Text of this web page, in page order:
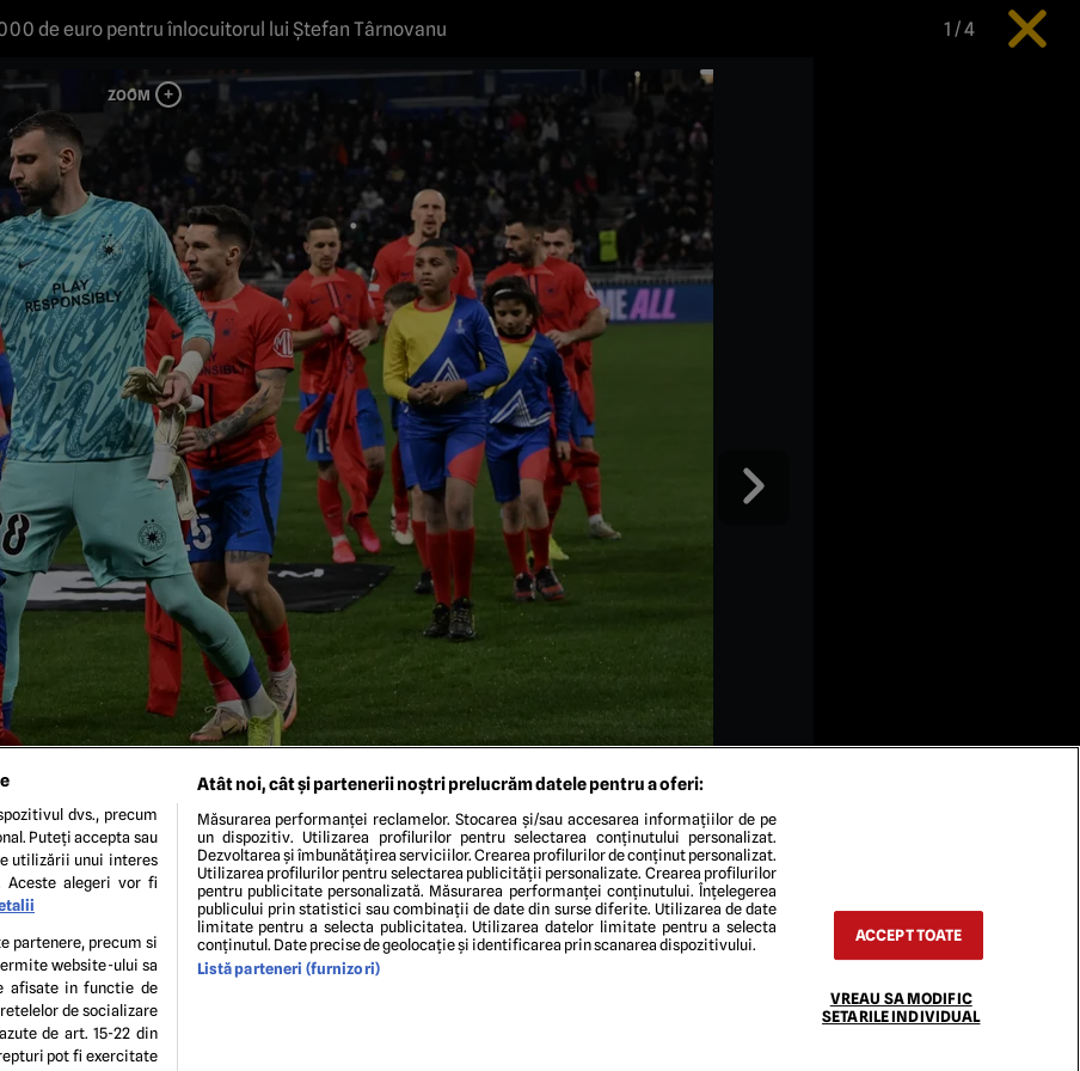
de euro pentru înlocuitorul lui Ştefan Târnovanu 1 /4
reacționează in meciul de fotbal dintre Olympique Lyon si FCSB din cadrul UEFA Europa
din Lyon, joi 13 martie 2025. © FOTO:Razvan Pasarica/SPORT PICTURES
ȘI CONDIȚIIPOLITICA DE CONFIDENTIALITATE
dvs., precum
Puteți accepta sau
utilizării unui interes
Aceste alegeri vor fi
partenere, precum si
website-ului sa
afisate in functie de
de socializare
de art. 15-22 din
pot fi exercitate
Atât noi, cât și partenerii noștri prelucrăm datele pentru a oferi:
Măsurarea performanței reclamelor. Stocarea și/sau accesarea informațiilor de pe
un dispozitiv. Utilizarea profilurilor pentru selectarea conținutului personalizat.
Dezvoltarea și îmbunătățirea serviciilor. Crearea profilurilor de conținut personalizat.
Utilizarea profilurilor pentru selectarea publicității personalizate. Crearea profilurilor
pentru publicitate personalizată. Măsurarea performanței conținutului. Înțelegerea
publicului prin statistici sau combinații de date din surse diferite. Utilizarea de date
limitate pentru a selecta publicitatea. Utilizarea datelor limitate pentru a selecta
conținutul. Date precise de geolocație și identificarea prin scanarea dispozitivului.
Listă parteneri (furnizori)
ACCEPT TOATE
VREAU SA MODIFIC
SETARILE INDIVIDUAL